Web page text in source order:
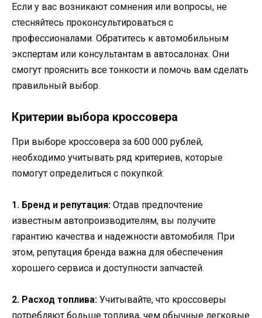
Если у вас возникают сомнения или вопросы, не
стесняйтесь проконсультироваться с
профессионалами. Обратитесь к автомобильным
экспертам или консультантам в автосалонах. Они
смогут прояснить все тонкости и помочь вам сделать
правильный выбор.
Критерии выбора кроссовера
При выборе кроссовера за 600 000 рублей,
необходимо учитывать ряд критериев, которые
помогут определиться с покупкой:
1. Бренд и репутация: Отдав предпочтение
известным автопроизводителям, вы получите
гарантию качества и надежности автомобиля. При
этом, репутация бренда важна для обеспечения
хорошего сервиса и доступности запчастей.
2. Расход топлива: Учитывайте, что кроссоверы
потребляют больше топлива, чем обычные легковые